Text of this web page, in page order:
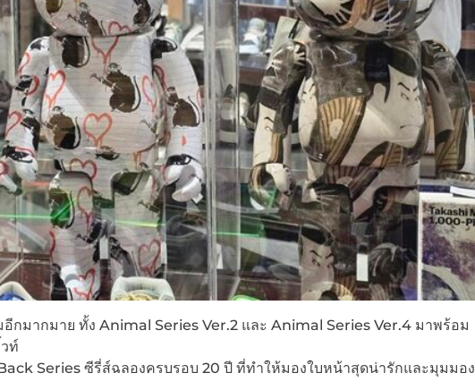
กมากมาย ทั้ง Animal Series Ver.2 และ Animal Series Ver.4 มาพร้อม
ท์
Series ซีรี่ส์ฉลองครบรอบ 20 ปี ที่ทำให้มองใบหน้าสุดน่ารักและมุมมอง